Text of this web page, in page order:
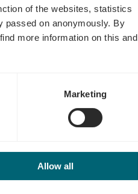
of the websites, statistics
passed on anonymously. By
more information on this and
Marketing
Allow all